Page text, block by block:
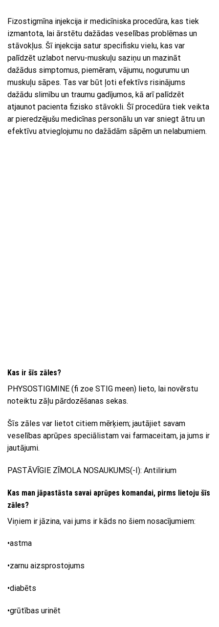
Fizostigmīna injekcija ir medicīniska procedūra, kas tiek
izmantota, lai ārstētu dažādas veselības problēmas un
stāvokļus. Šī injekcija satur specifisku vielu, kas var
palīdzēt uzlabot nervu-muskuļu saziņu un mazināt
dažādus simptomus, piemēram, vājumu, nogurumu un
muskuļu sāpes. Tas var būt ļoti efektīvs risinājums
dažādu slimību un traumu gadījumos, kā arī palīdzēt
atjaunot pacienta fizisko stāvokli. Šī procedūra tiek veikta
ar pieredzējušu medicīnas personālu un var sniegt ātru un
efektīvu atvieglojumu no dažādām sāpēm un nelabumiem.
Kas ir šīs zāles?
PHYSOSTIGMINE (fi zoe STIG meen) lieto, lai novērstu
noteiktu zāļu pārdozēšanas sekas.
Šīs zāles var lietot citiem mērķiem; jautājiet savam
veselības aprūpes speciālistam vai farmaceitam, ja jums ir
jautājumi.
PASTĀVĪGIE ZĪMOLA NOSAUKUMS(-I): Antilirium
Kas man jāpastāsta savai aprūpes komandai, pirms lietoju šīs
zāles?
Viņiem ir jāzina, vai jums ir kāds no šiem nosacījumiem:
•astma
•zarnu aizsprostojums
•diabēts
•grūtības urinēt